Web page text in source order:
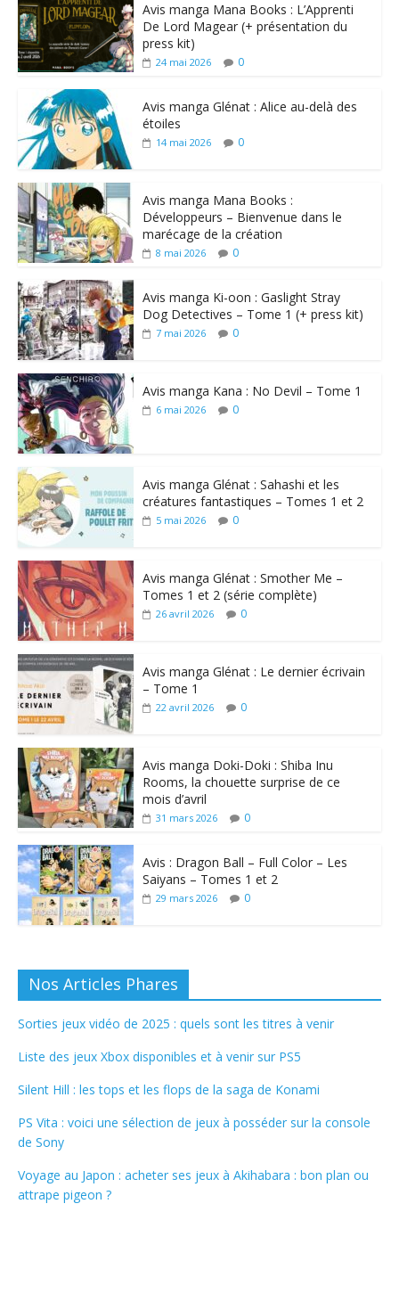
Avis manga Mana Books : L’Apprenti
De Lord Magear (+ présentation du
press kit)
24 mai 2026 0
Avis manga Glénat : Alice au-delà des
étoiles
14 mai 2026 0
Avis manga Mana Books :
Développeurs – Bienvenue dans le
marécage de la création
8 mai 2026 0
Avis manga Ki-oon : Gaslight Stray
Dog Detectives – Tome 1 (+ press kit)
7 mai 2026 0
Avis manga Kana : No Devil – Tome 1
6 mai 2026 0
Avis manga Glénat : Sahashi et les
créatures fantastiques – Tomes 1 et 2
5 mai 2026 0
Avis manga Glénat : Smother Me –
Tomes 1 et 2 (série complète)
26 avril 2026 0
Avis manga Glénat : Le dernier écrivain
– Tome 1
22 avril 2026 0
Avis manga Doki-Doki : Shiba Inu
Rooms, la chouette surprise de ce
mois d’avril
31 mars 2026 0
Avis : Dragon Ball – Full Color – Les
Saiyans – Tomes 1 et 2
29 mars 2026 0
Nos Articles Phares
Sorties jeux vidéo de 2025 : quels sont les titres à venir
Liste des jeux Xbox disponibles et à venir sur PS5
Silent Hill : les tops et les flops de la saga de Konami
PS Vita : voici une sélection de jeux à posséder sur la console
de Sony
Voyage au Japon : acheter ses jeux à Akihabara : bon plan ou
attrape pigeon ?